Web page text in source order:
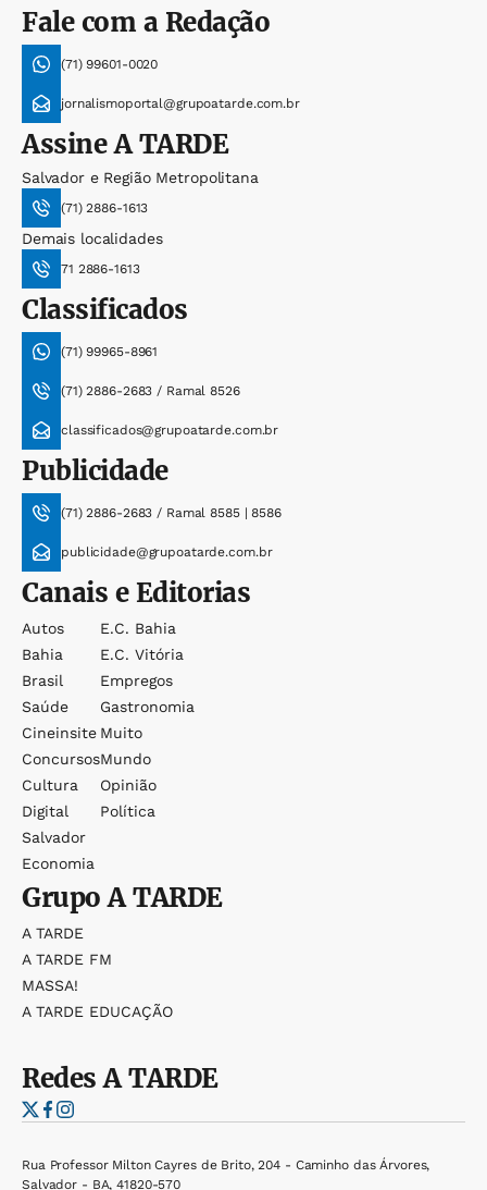
Fale com a Redação
(71) 99601-0020
jornalismoportal@grupoatarde.com.br
AssineA TARDE
Salvador e Região Metropolitana
(71) 2886-1613
Demais localidades
71 2886-1613
Classificados
(71) 99965-8961
(71) 2886-2683 / Ramal 8526
classificados@grupoatarde.com.br
Publicidade
(71) 2886-2683 / Ramal 8585 | 8586
publicidade@grupoatarde.com.br
Canais e Editorias
Autos
Bahia
Brasil
Saúde
Cineinsite
Concursos
Cultura
Digital
Salvador
Economia
E.c. Bahia
E.c. Vitória
Empregos
Gastronomia
Muito
Mundo
Opinião
Política
GrupoA TARDE
A TARDE
A TARDE FM
MASSA!
A TARDE EDUCAÇÃO
RedesA TARDE
Rua Professor Milton Cayres de Brito, 204 - Caminho das Árvores,
Salvador - BA, 41820-570